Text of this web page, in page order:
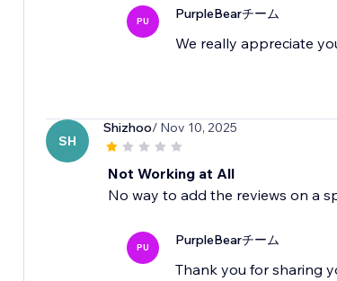
PU PurpleBearチーム
We really appreciate
SH
Shizhoo/ Nov 10, 2025
Not Working at All
No way to add the reviews on a
PU PurpleBearチーム
Thank you for sharing